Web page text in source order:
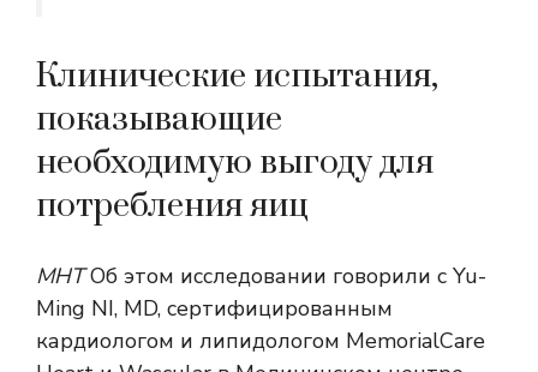
Клинические испытания,
показывающие
необходимую выгоду для
потребления яиц
МНТОб этом исследовании говорили с Yu-
Ming NI, MD, сертифицированным
кардиологом и липидологом MemorialCare